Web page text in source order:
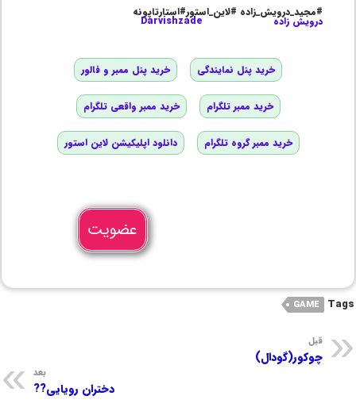
#مجید_درویش_زاده #لاین_استور#استارتاپونه
درویش زاده Darvishzade
خرید پنل نمایندگی خرید پنل ممبر و فالور
خرید ممبر تلگرام خرید ممبر واقعی تلگرام
خرید ممبر گروه تلگرام دانلود اپلیکیشن لاین استور
عضویت
Tags
GAME
قبل
چوکور(گودال)
بعد
دختران رویایی??